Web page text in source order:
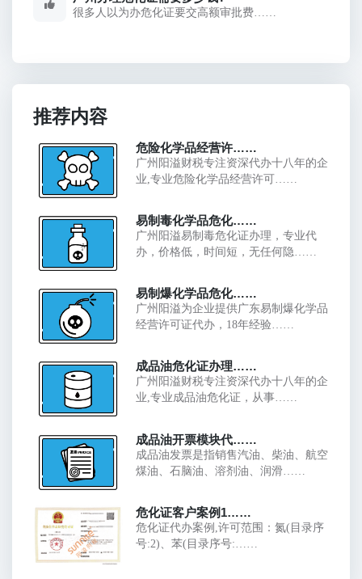
很多人以为办危化证要交高额审批费……
推荐内容
危险化学品经营许……
广州阳溢财税专注资深代办十八年的企
业,专业危险化学品经营许可……
易制毒化学品危化……
广州阳溢易制毒危化证办理，专业代
办，价格低，时间短，无任何隐……
易制爆化学品危化……
广州阳溢为企业提供广东易制爆化学品
经营许可证代办，18年经验……
成品油危化证办理……
广州阳溢财税专注资深代办十八年的企
业,专业成品油危化证，从事……
成品油开票模块代……
成品油发票是指销售汽油、柴油、航空
煤油、石脑油、溶剂油、润滑……
危化证客户案例1……
危化证代办案例,许可范围：氮(目录序
号:2)、苯(目录序号:……